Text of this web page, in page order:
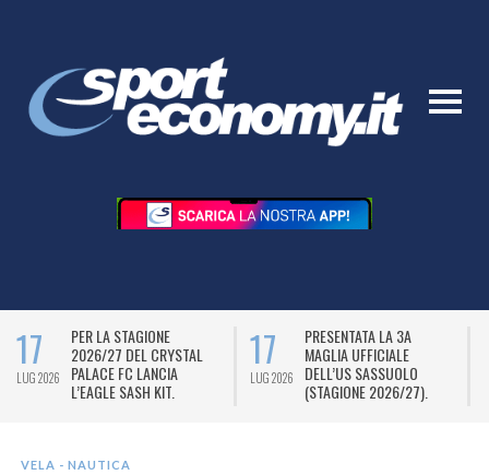
17
LUG 2026
PER LA STAGIONE
2026/27 DEL CRYSTAL
PALACE FC LANCIA
L’EAGLE SASH KIT.
17
LUG 2026
PRESENTATA LA 3A
MAGLIA UFFICIALE
DELL’US SASSUOLO
(STAGIONE 2026/27).
VELA - NAUTICA